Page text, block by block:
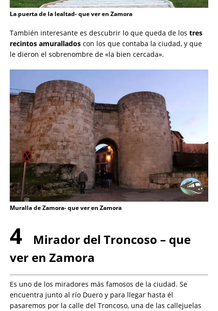
La puerta de la lealtad- que ver en Zamora
También interesante es descubrir lo que queda de los tres
recintos amurallados con los que contaba la ciudad, y que
le dieron el sobrenombre de «la bien cercada».
Muralla de Zamora- que ver en Zamora
4
Mirador del Troncoso – que
ver en Zamora
Es uno de los miradores más famosos de la ciudad. Se
encuentra junto al río Duero y para llegar hasta él
pasaremos por la calle del Troncoso, una de las callejuelas